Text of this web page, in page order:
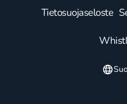
Tietosuojaseloste